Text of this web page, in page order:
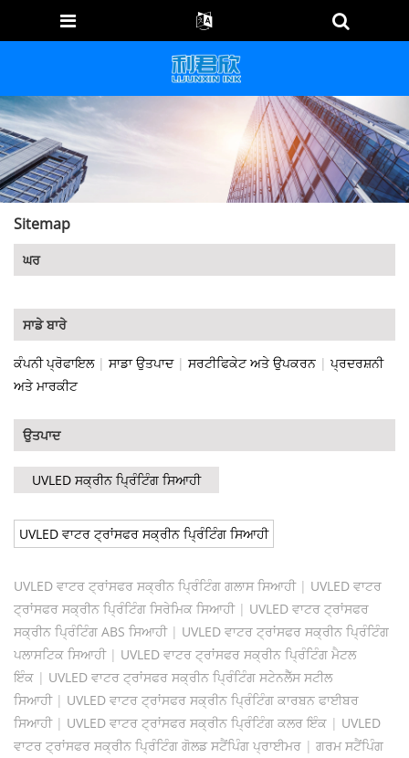
Sitemap
ਘਰ
ਸਾਡੇ ਬਾਰੇ
ਕੰਪਨੀ ਪ੍ਰੋਫਾਇਲ| ਸਾਡਾ ਉਤਪਾਦ| ਸਰਟੀਫਿਕੇਟ ਅਤੇ ਉਪਕਰਨ |ਪ੍ਰਦਰਸ਼ਨੀ
ਅਤੇ ਮਾਰਕੀਟ
ਉਤਪਾਦ
UVLED ਸਕ੍ਰੀਨ ਪ੍ਰਿੰਟਿੰਗ ਸਿਆਹੀ
UVLED ਵਾਟਰ ਟ੍ਰਾਂਸਫਰ ਸਕ੍ਰੀਨ ਪ੍ਰਿੰਟਿੰਗ ਸਿਆਹੀ
UVLED ਵਾਟਰ ਟ੍ਰਾਂਸਫਰ ਸਕ੍ਰੀਨ ਪ੍ਰਿੰਟਿੰਗ ਗਲਾਸ ਸਿਆਹੀ| UVLED ਵਾਟਰ
ਟ੍ਰਾਂਸਫਰ ਸਕ੍ਰੀਨ ਪ੍ਰਿੰਟਿੰਗ ਸਿਰੇਮਿਕ ਸਿਆਹੀ| UVLED ਵਾਟਰ ਟ੍ਰਾਂਸਫਰ
ਸਕ੍ਰੀਨ ਪ੍ਰਿੰਟਿੰਗ ABS ਸਿਆਹੀ| UVLED ਵਾਟਰ ਟ੍ਰਾਂਸਫਰ ਸਕ੍ਰੀਨ ਪ੍ਰਿੰਟਿੰਗ
ਪਲਾਸਟਿਕ ਸਿਆਹੀ| UVLED ਵਾਟਰ ਟ੍ਰਾਂਸਫਰ ਸਕ੍ਰੀਨ ਪ੍ਰਿੰਟਿੰਗ ਮੈਟਲ
ਇੰਕ | UVLED ਵਾਟਰ ਟ੍ਰਾਂਸਫਰ ਸਕ੍ਰੀਨ ਪ੍ਰਿੰਟਿੰਗ ਸਟੇਨਲੈੱਸ ਸਟੀਲ
ਸਿਆਹੀ| UVLED ਵਾਟਰ ਟ੍ਰਾਂਸਫਰ ਸਕ੍ਰੀਨ ਪ੍ਰਿੰਟਿੰਗ ਕਾਰਬਨ ਫਾਈਬਰ
ਸਿਆਹੀ| UVLED ਵਾਟਰ ਟ੍ਰਾਂਸਫਰ ਸਕ੍ਰੀਨ ਪ੍ਰਿੰਟਿੰਗ ਕਲਰ ਇੰਕ | UVLED
ਵਾਟਰ ਟ੍ਰਾਂਸਫਰ ਸਕ੍ਰੀਨ ਪ੍ਰਿੰਟਿੰਗ ਗੋਲਡ ਸਟੈਂਪਿੰਗ ਪ੍ਰਾਈਮਰ | ਗਰਮ ਸਟੈਂਪਿੰਗ